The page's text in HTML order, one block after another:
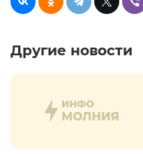
Другие новости